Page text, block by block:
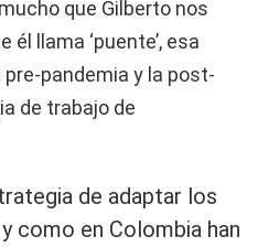
que Gilberto nos
llama ‘puente’, esa
pandemia y la post-
de trabajo de
de adaptar los
como en Colombia han